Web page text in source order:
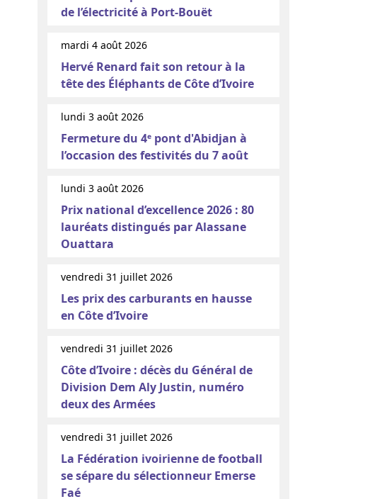
de l’électricité à Port-Bouët
mardi 4 août 2026
Hervé Renard fait son retour à la
tête des Éléphants de Côte d’Ivoire
lundi 3 août 2026
Fermeture du 4ᵉ pont d'Abidjan à
l’occasion des festivités du 7 août
lundi 3 août 2026
Prix national d’excellence 2026 : 80
lauréats distingués par Alassane
Ouattara
vendredi 31 juillet 2026
Les prix des carburants en hausse
en Côte d’Ivoire
vendredi 31 juillet 2026
Côte d’Ivoire : décès du Général de
Division Dem Aly Justin, numéro
deux des Armées
vendredi 31 juillet 2026
La Fédération ivoirienne de football
se sépare du sélectionneur Emerse
Faé